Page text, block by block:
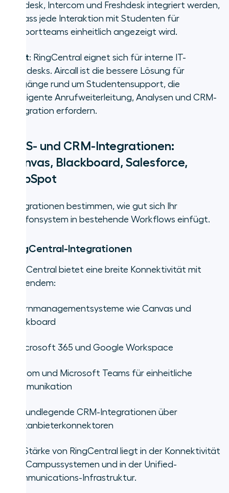
Zendesk, Intercom und Freshdesk integriert werden,
sodass jede Interaktion mit Studenten für
Supportteams einheitlich angezeigt wird.
Fazit: RingCentral eignet sich für interne IT-
Helpdesks. Aircall ist die bessere Lösung für
Vorgänge rund um Studentensupport, die
intelligente Anrufweiterleitung, Analysen und CRM-
Integration erfordern.
LMS- und CRM-Integrationen:
Canvas, Blackboard, Salesforce,
HubSpot
Integrationen bestimmen, wie gut sich Ihr
Telefonsystem in bestehende Workflows einfügt.
RingCentral-Integrationen
RingCentral bietet eine breite Konnektivität mit
Folgendem:
Lernmanagementsysteme wie Canvas und
Blackboard
Microsoft 365 und Google Workspace
Zoom und Microsoft Teams für einheitliche
Kommunikation
Grundlegende CRM-Integrationen über
Drittanbieterkonnektoren
Die Stärke von RingCentral liegt in der Konnektivität
von Campussystemen und in der Unified-
Communications-Infrastruktur.